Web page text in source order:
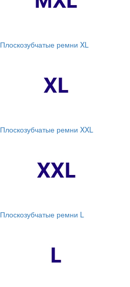
Плоскозубчатые ремни XL
Плоскозубчатые ремни XXL
Плоскозубчатые ремни L